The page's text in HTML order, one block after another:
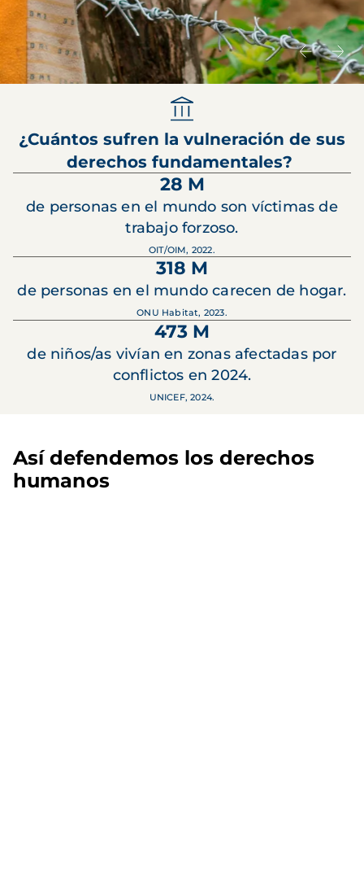
¿Cuántos sufren la vulneración de sus
derechos fundamentales?
28 M
de personas en el mundo son víctimas de
trabajo forzoso.
OIT/OIM, 2022.
318 M
de personas en el mundo carecen de hogar.
ONU Habitat, 2023.
473 M
de niños/as vivían en zonas afectadas por
conflictos en 2024.
UNICEF, 2024.
Así defendemos los derechos
humanos